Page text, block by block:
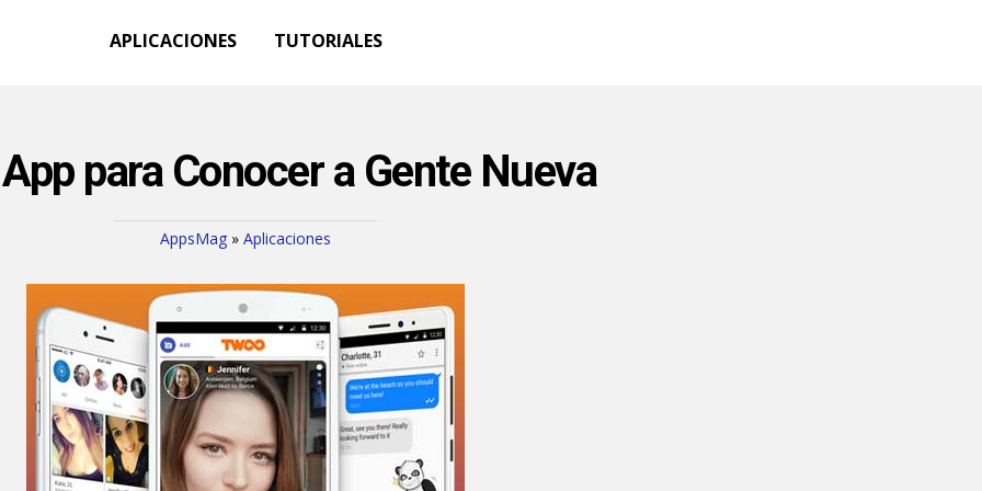
APLICACIONES TUTORIALES
para Conocer a Gente Nueva
AppsMag » Aplicaciones